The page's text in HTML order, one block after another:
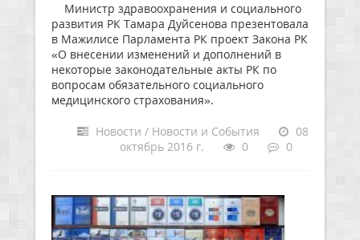
Министр здравоохранения и социального
развития РК Тамара Дуйсенова презентовала
в Мажилисе Парламента РК проект Закона РК
«О внесении изменений и дополнений в
некоторые законодательные акты РК по
вопросам обязательного социального
медицинского страхования».
Новости / Новости и События
08
октябрь 2016 г.
0 0